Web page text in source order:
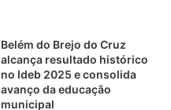
Belém do Brejo do Cruz
alcança resultado histórico
no Ideb 2025 e consolida
avanço da educação
municipal